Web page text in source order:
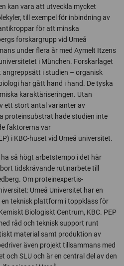
kan vara att utveckla mycket
till exempel för inbindning av
för att minska
forskargrupp vid Umeå
under flera år med Aymelt Itzens
i München. Forskarlaget
i studien – organisk
har gått hand i hand. De tyska
karaktäriseringen. Utan
ett stort antal varianter av
proteinsubstrat hade studien inte
faktorerna var
i KBC-huset vid Umeå universitet.
så högt arbetstempo i det här
tidskrävande rutinarbete till
Om proteinexpertis-
Umeå Universitet har en
teknisk plattform i toppklass för
Biologiskt Centrum, KBC. PEP
råd och teknisk support runt
material samt produktion av
även projekt tillsammans med
och SLU och är en central del av den